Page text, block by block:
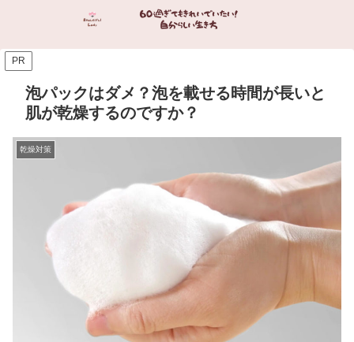
PR
泡パックはダメ？泡を載せる時間が長いと
肌が乾燥するのですか？
乾燥対策